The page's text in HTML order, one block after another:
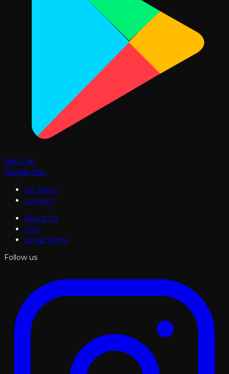
Get it on
Google Play
Art News
Contact
About Us
FAQ
Legal Terms
Follow us